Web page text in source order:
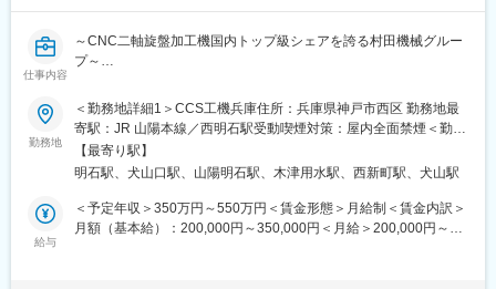
あり、受講日時等の設定も行います。
■働き方：
各拠点の近くに自宅がある前提で直行直帰が可能です。各拠点に
は1～2名が所属し、本社犬山の方で仕事の管理を行っています。
メンバーの仕事はPCで管理できるため、効率的に業務を進めるこ
とができます。
■当社の特徴・魅力：
期間中も村田機械社の犬山事業所が研修拠点となりますので、村
田機械が誇る最新技術に触れられる環境となっています。
仕事内容
～CNC二軸旋盤加工機国内トップ級シェアを誇る村田機械グルー
プ～
■ミッション：
CNC平行2軸型旋盤のメンテナンス・点検・更新（リプレース・
予防保全）提案を通じて、顧客の生産効率と機械の長寿命化を実
現し、顧客満足度を向上させます。
■業務詳細：
故障原因の究明及び再発予防対策の立案
勤務地
＜勤務地詳細1＞CCS工機兵庫住所：兵庫県神戸市西区 勤務地最
寄駅：JR 山陽本線／西明石駅受動喫煙対策：屋内全面禁煙＜勤務
地詳細2＞犬山事業所住所：愛知県犬山市橋爪中島2 勤務地最寄
駅：名鉄犬山線／犬山口駅受動喫煙対策：敷地内喫煙可能場所あ
【最寄り駅】
明石駅、犬山口駅、山陽明石駅、木津用水駅、西新町駅、犬山駅
給与
＜予定年収＞350万円～550万円＜賃金形態＞月給制＜賃金内訳＞
月額（基本給）：200,000円～350,000円＜月給＞200,000円～